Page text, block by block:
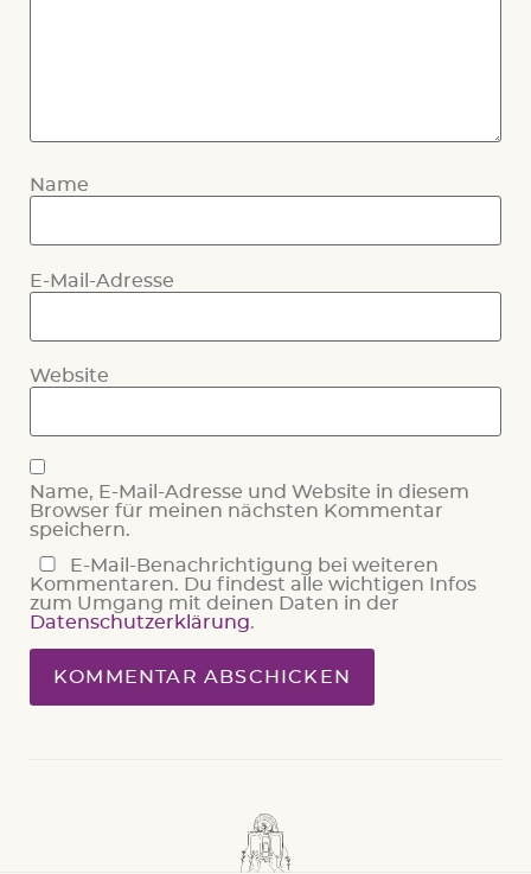
Name
E-Mail-Adresse
Website
Name, E-Mail-Adresse und Website in diesem
Browser für meinen nächsten Kommentar
speichern.
E-Mail-Benachrichtigung bei weiteren
Kommentaren. Du findest alle wichtigen Infos
zum Umgang mit deinen Daten in der
Datenschutzerklärung.